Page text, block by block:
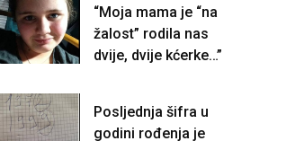
“Moja mama je “na
žalost” rodila nas
dvije, dvije kćerke…”
Posljednja šifra u
godini rođenja je